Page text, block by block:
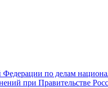
по делам
при Правительстве